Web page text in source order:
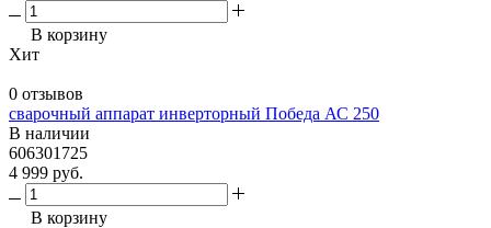
В корзину
Хит
0 отзывов
сварочный аппарат инверторный Победа АС 250
В наличии
606301725
4 999 руб.
В корзину